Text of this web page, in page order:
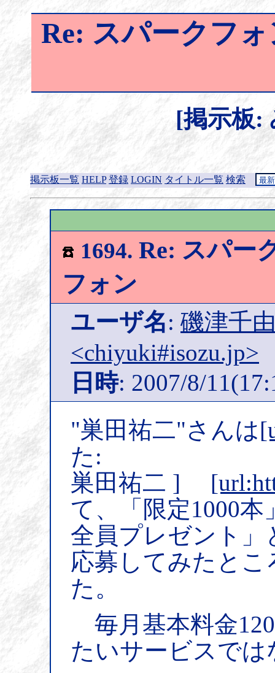
Re: スパークフ
[掲示板:
掲示板一覧 HELP 登録 LOGIN タイトル一覧 検索
1694. Re: スパー
フォン
ユーザ名: 磯津千
<chiyuki#isozu.jp>
日時: 2007/8/
"巣田祐二"さんは
た:
巣田祐二 ]
て、「限定1000
全員プレゼント
応募してみたと
た。
毎月基本料金
たいサービスで